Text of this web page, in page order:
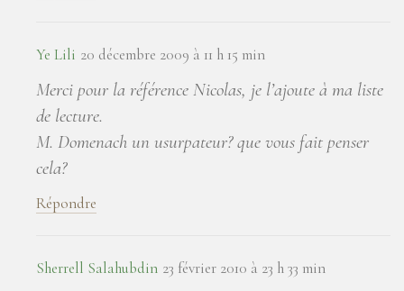
Ye Lili 20 décembre 2009 à 11 h 15 min
Merci pour la référence Nicolas, je l’ajoute à ma liste
de lecture.
M. Domenach un usurpateur? que vous fait penser
cela?
Répondre
Sherrell Salahubdin 23 février 2010 à 23 h 33 min